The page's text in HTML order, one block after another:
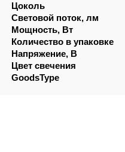
Цоколь
Световой поток, лм
Мощность, Вт
Количество в упаковке
Напряжение, В
Цвет свечения
GoodsType